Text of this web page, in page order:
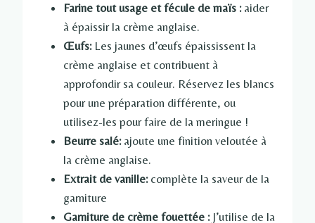
Farine tout usage et fécule de maïs :aider
à épaissir la crème anglaise.
Œufs:Les jaunes d’œufs épaississent la
crème anglaise et contribuent à
approfondir sa couleur. Réservez les blancs
pour une préparation différente, ou
utilisez-les pour faire de la meringue !
Beurre salé:ajoute une finition veloutée à
la crème anglaise.
Extrait de vanille:complète la saveur de la
garniture
Garniture de crème fouettée :J’utilise de la